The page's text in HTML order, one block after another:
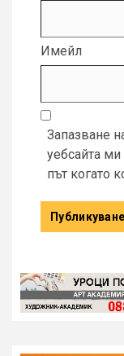
Имейл
Запазване
уебсайта
път когато